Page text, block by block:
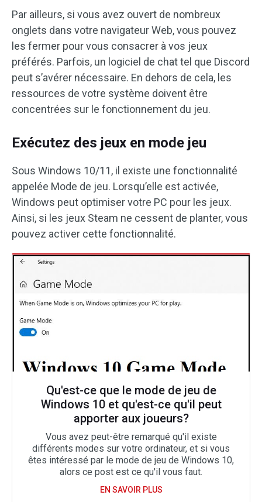
Par ailleurs, si vous avez ouvert de nombreux
onglets dans votre navigateur Web, vous pouvez
les fermer pour vous consacrer à vos jeux
préférés. Parfois, un logiciel de chat tel que Discord
peut s’avérer nécessaire. En dehors de cela, les
ressources de votre système doivent être
concentrées sur le fonctionnement du jeu.
Exécutez des jeux en mode jeu
Sous Windows 10/11, il existe une fonctionnalité
appelée Mode de jeu. Lorsqu’elle est activée,
Windows peut optimiser votre PC pour les jeux.
Ainsi, si les jeux Steam ne cessent de planter, vous
pouvez activer cette fonctionnalité.
Qu'est-ce que le mode de jeu de
Windows 10 et qu'est-ce qu'il peut
apporter aux joueurs?
Vous avez peut-être remarqué qu'il existe
différents modes sur votre ordinateur, et si vous
êtes intéressé par le mode de jeu de Windows 10,
alors ce post est ce qu'il vous faut.
EN SAVOIR PLUS